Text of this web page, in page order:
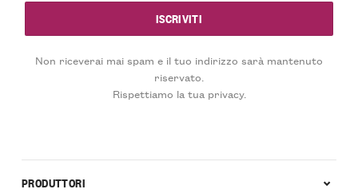
Non riceverai mai spam e il tuo indirizzo sarà mantenuto
riservato.
Rispettiamo la tua privacy.
PRODUTTORI